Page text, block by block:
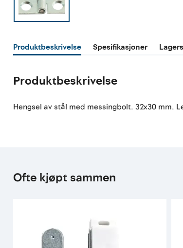
Produktbeskrivelse Spesifikasjoner
Produktbeskrivelse
Hengsel av stål med messingbolt. 32x30 mm.
Ofte kjøpt sammen